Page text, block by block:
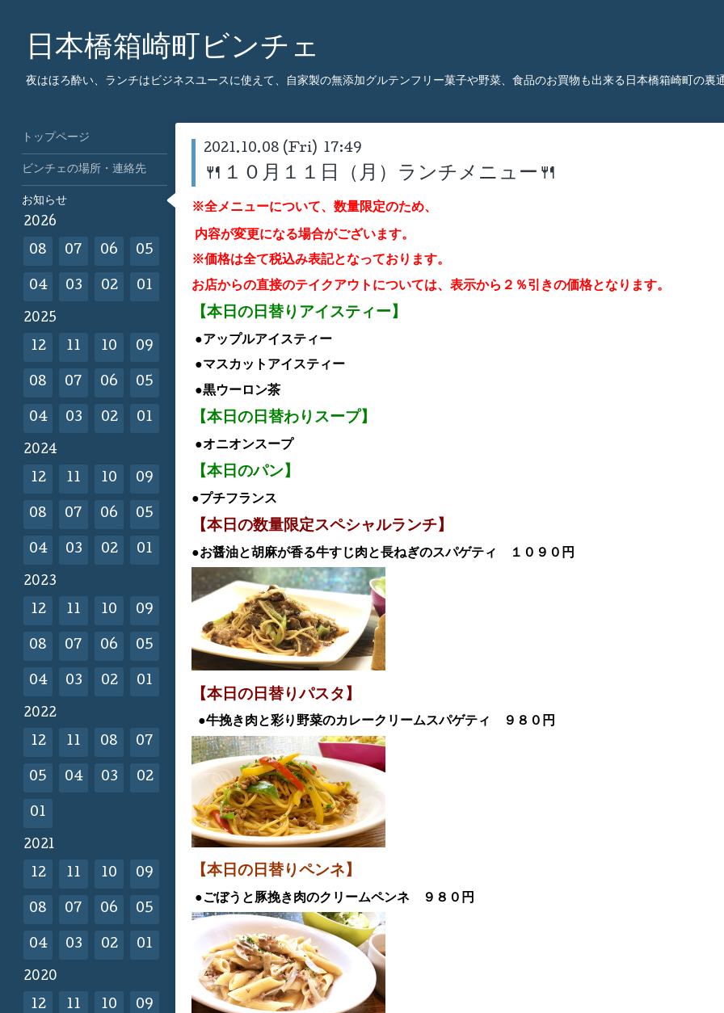
日本橋箱崎町ビンチェ
夜はほろ酔い、ランチはビジネスユースに使えて、自家製の無添加グルテンフリー菓子や野菜、食品のお買物も出来る日本橋箱崎町の裏
2021.10.08 (Fri) 17:49
🍴１０月１１日（月）ランチメニュー🍴
※全メニューについて、数量限定のため、
内容が変更になる場合がございます。
※価格は全て税込み表記となっております。
お店からの直接のテイクアウトについては、表示から２％引きの価格となります。
【本日の日替りアイスティー】
●アップルアイスティー
●マスカット アイスティー
●黒ウーロン茶
【本日の日替わりスープ】
●オニオンスープ
【本日のパン】
●プチフランス
【本日の数量限定スペシャルランチ】
●お醤油と胡麻が香る牛すじ肉と長ねぎのスパゲティ １０９０円
【本日の日替りパスタ】
●牛挽き肉と彩り野菜のカレークリームスパゲティ ９８０ 円
【本日の日替りペンネ】
●ごぼうと豚挽き肉のクリームペンネ ９８０ 円
トップページ
ビンチェの場所・連絡先
お知らせ
2026
08 07 06 05
04 03 02 01
2025
12 11 10 09
08 07 06 05
04 03 02 01
2024
12 11 10 09
08 07 06 05
04 03 02 01
2023
12 11 10 09
08 07 06 05
04 03 02 01
2022
12 11 08 07
05 04 03 02
01
2021
12 11 10 09
08 07 06 05
04 03 02 01
2020
12 11 10 09